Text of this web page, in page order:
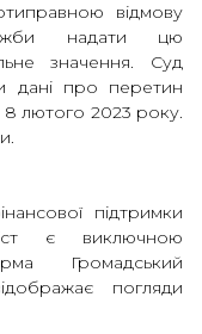
відмову
надати цю
значення. Суд
дані про перетин
8 лютого 2023 року.
підтримки
є виключною
Громадський
погляди